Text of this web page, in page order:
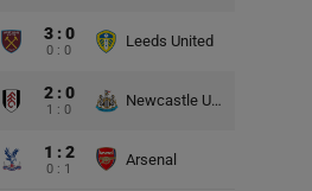
3 : 0
0 : 0
Leeds United
2 : 0
1 : 0
Newcastle United
1 : 2
0 : 1
Arsenal